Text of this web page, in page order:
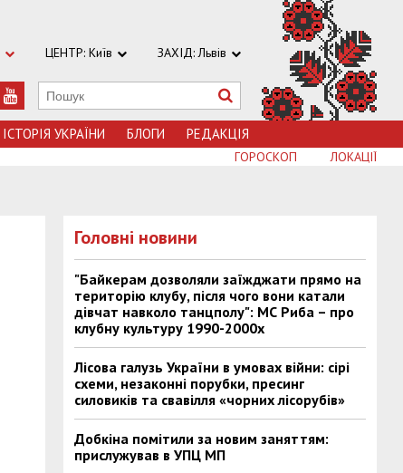
ЦЕНТР: Київ ЗАХІД: Львів
ІСТОРІЯ УКРАЇНИ БЛОГИ РЕДАКЦІЯ
ЛОКАЦІЇ
ГОРОСКОП
Головні новини
"Байкерам дозволяли заїжджати прямо на
територію клубу, після чого вони катали
дівчат навколо танцполу": МС Риба – про
клубну культуру 1990-2000х
Лісова галузь України в умовах війни: сірі
схеми, незаконні порубки, пресинг
силовиків та свавілля «чорних лісорубів»
Добкіна помітили за новим заняттям:
прислужував в УПЦ МП